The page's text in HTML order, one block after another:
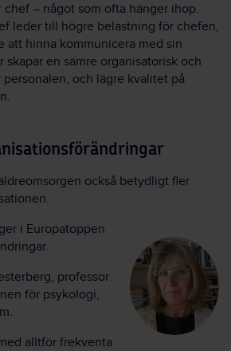
chef – något som ofta hänger ihop.
leder till högre belastning för chefen,
att hinna kommunicera med sin
skapar en sämre organisatorisk och
och lägre kvalitet på
också betydligt fler
i Europatoppen
professor
för psykologi,
alltför frekventa